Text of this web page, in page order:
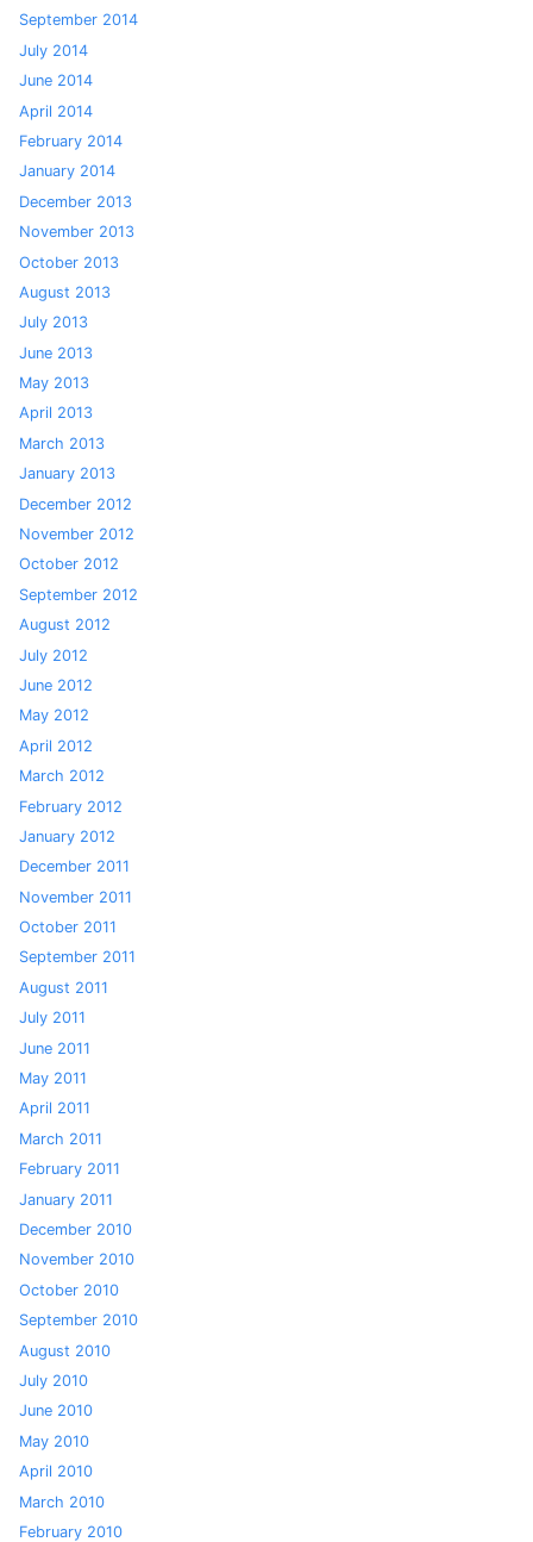
September 2014
July 2014
June 2014
April 2014
February 2014
January 2014
December 2013
November 2013
October 2013
August 2013
July 2013
June 2013
May 2013
April 2013
March 2013
January 2013
December 2012
November 2012
October 2012
September 2012
August 2012
July 2012
June 2012
May 2012
April 2012
March 2012
February 2012
January 2012
December 2011
November 2011
October 2011
September 2011
August 2011
July 2011
June 2011
May 2011
April 2011
March 2011
February 2011
January 2011
December 2010
November 2010
October 2010
September 2010
August 2010
July 2010
June 2010
May 2010
April 2010
March 2010
February 2010